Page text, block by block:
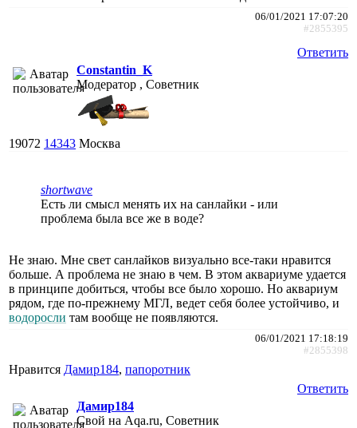
06/01/2021 17:07:20
#2855395
Ответить
Constantin_K
Модератор , Советник
19072 14343 Москва
shortwave
Есть ли смысл менять их на санлайки - или
проблема была все же в воде?
Не знаю. Мне свет санлайков визуально все-таки нравится
больше. А проблема не знаю в чем. В этом аквариуме удается
в принципе добиться, чтобы все было хорошо. Но аквариум
рядом, где по-прежнему МГЛ, ведет себя более устойчиво, и
водоросли там вообще не появляются.
06/01/2021 17:18:19
#2855398
Нравится Дамир184, папоротник
Ответить
Дамир184
Свой на Aqa.ru, Советник